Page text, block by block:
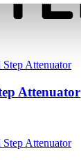
Attenuator